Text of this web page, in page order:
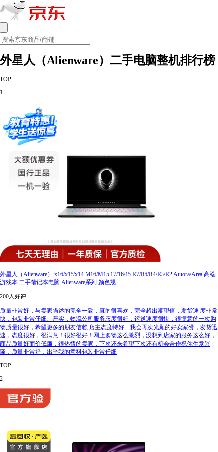
外星人（Alienware）二手电脑整机排行榜
TOP
1
外星人（Alienware） x16/x15/x14 M16/M15 17/16/15 R7/R6/R4/R3/R2 Aurora/Area 高端
游戏本 二手笔记本电脑 Alienware系列 颜色规
200人好评
质量非常好，与卖家描述的完全一致，真的很喜欢，完全超出期望值，发货速 度非常
快，包装非常仔细、严实，物流公司服务态度很好，运送速度很快，很满意的一次购
物质量很好，希望更多的朋友信赖.店主态度特好，我会再次光顾的好卖家赞，发货迅
速，态度很好，很满意！很好很好！网上购物这么激烈，没想到店家的服务这么好，
商品质量好而价低廉，很热情的卖家，下次还来希望下次还有机会合作祝你生意兴
隆，质量非常好，出乎我的意料包装非常仔细
TOP
2